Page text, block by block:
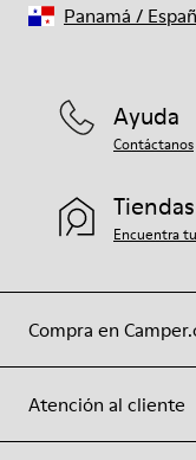
Compra en
Atención al cliente
Ayuda
Contáctanos
Encuentra
Panamá /